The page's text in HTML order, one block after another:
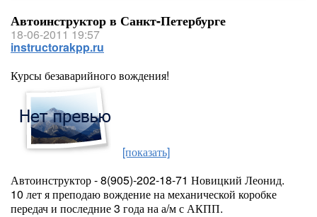
Автоинструктор в Санкт-Петербурге
18-06-2011 19:57
instructorakpp.ru
Курсы безаварийного вождения!
[показать]
Автоинструктор - 8(905)-202-18-71 Новицкий Леонид.
10 лет я преподаю вождение на механической коробке
передач и последние 3 года на а/м с АКПП.